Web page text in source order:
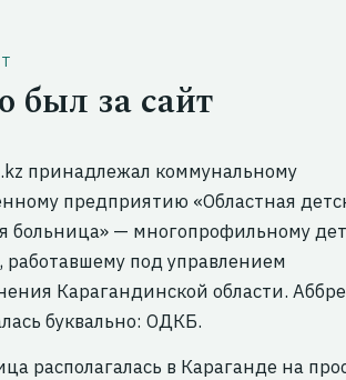
был за сайт
принадлежал коммунальному
предприятию «Областная
больница» — многопрофильному
работавшему под управлением
Карагандинской области.
буквально: ОДКБ.
располагалась в Караганде на